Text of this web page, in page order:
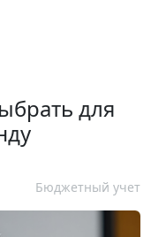
для
Бюджетный учет